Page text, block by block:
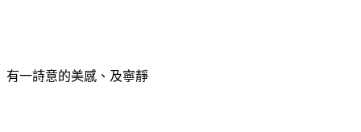
有一詩意的美感、及寧靜